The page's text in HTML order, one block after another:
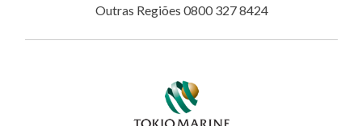
Outras Regiões 0800 327 8424